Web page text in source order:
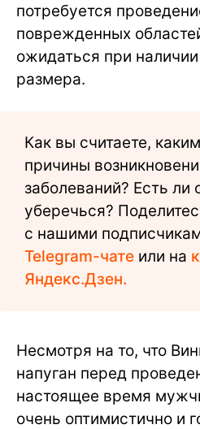
потребуется
поврежденных
ожидаться при наличии
размера.
Как вы считаете,
причины
заболеваний? Есть ли
уберечься?
с нашими
Telegram-чате или на
Яндекс.Дзен.
Несмотря на то, что
напуган перед
настоящее время
очень оптимистично и